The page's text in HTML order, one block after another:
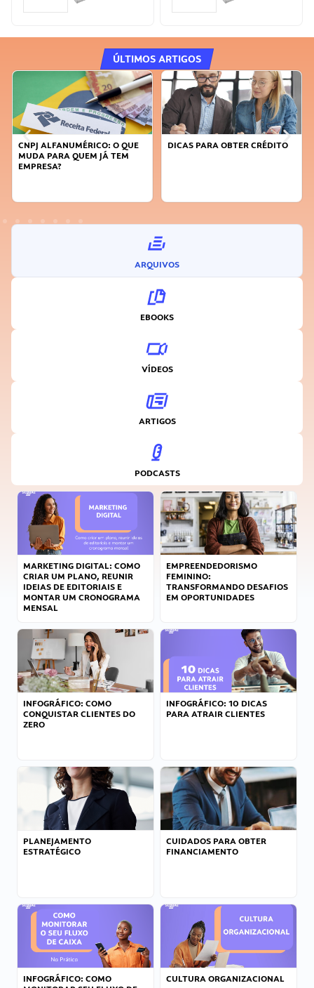
ÚLTIMOS ARTIGOS
DICAS PARA OBTER CRÉDITO
FAÇA A DIFERENÇA: SEJA
ARQUIVOS
EBOOKS
VÍDEOS
ARTIGOS
PODCASTS
MARKETING DIGITAL: COMO
CRIAR UM PLANO, REUNIR
IDEIAS DE EDITORIAIS E
MONTAR UM CRONOGRAMA
MENSAL
EMPREENDEDORISMO
FEMININO:
TRANSFORMANDO DESAFIOS
EM OPORTUNIDADES
INFOGRÁFICO: COMO
CONQUISTAR CLIENTES DO
ZERO
INFOGRÁFICO: 10 DICAS
PARA ATRAIR CLIENTES
PLANEJAMENTO
ESTRATÉGICO
CUIDADOS PARA OBTER
FINANCIAMENTO
INFOGRÁFICO: COMO
CULTURA ORGANIZACIONAL